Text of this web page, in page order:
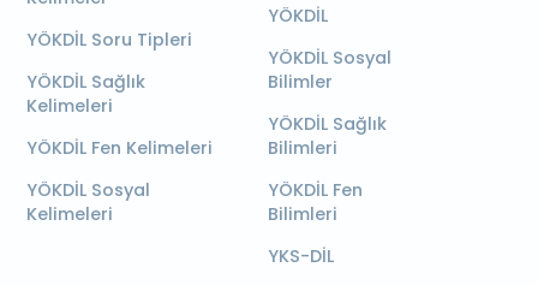
YÖKDİL Soru Tipleri
YÖKDİL Sağlık
Kelimeleri
YÖKDİL Fen Kelimeleri
YÖKDİL Sosyal
Kelimeleri
YÖKDİL
YÖKDİL Sosyal
Bilimler
YÖKDİL Sağlık
Bilimleri
YÖKDİL Fen
Bilimleri
YKS-DİL